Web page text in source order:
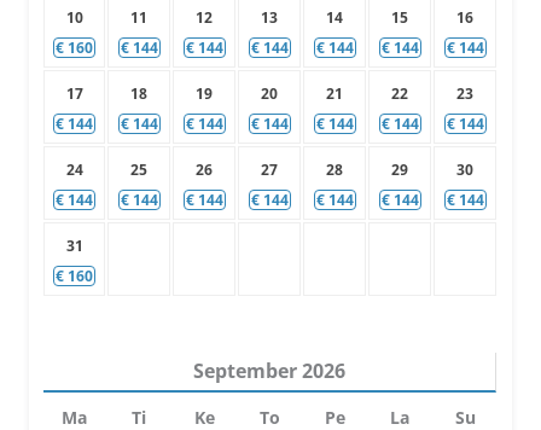
10
€ 160
11
€ 144
12
€ 144
13
€ 144
14
€ 144
15
€ 144
16
€ 144
17
€ 144
18
€ 144
19
€ 144
20
€ 144
21
€ 144
22
€ 144
23
€ 144
24
€ 144
25
€ 144
26
€ 144
27
€ 144
28
€ 144
29
€ 144
30
€ 144
31
€ 160
September2026
Ma Ti Ke To Pe La Su